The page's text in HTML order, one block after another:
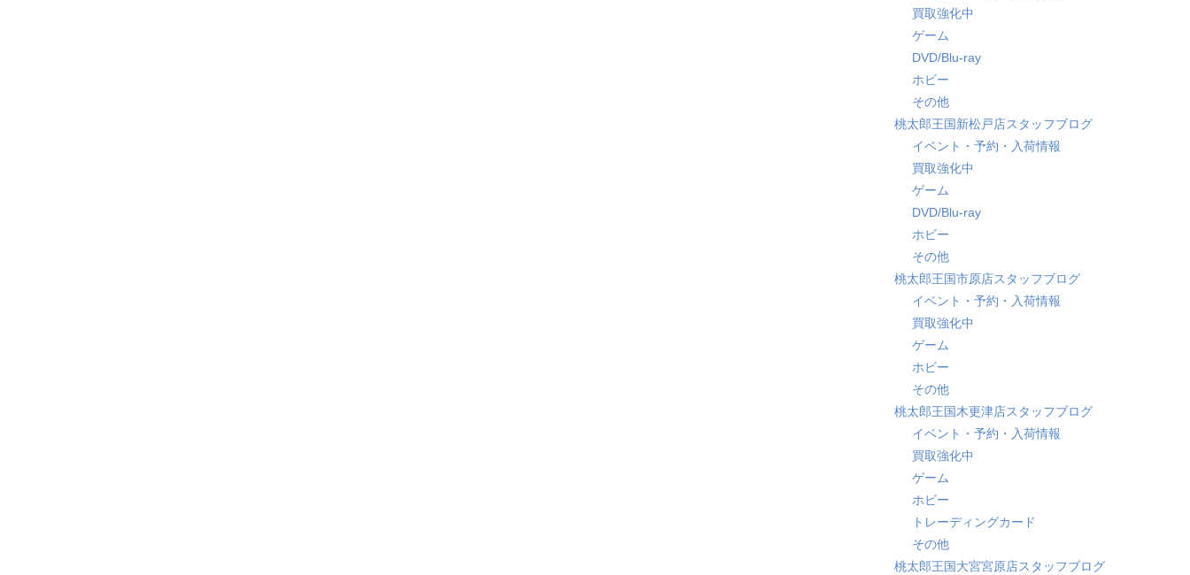
買取強化中
ゲーム
DVD/Blu-ray
ホビー
その他
桃太郎王国新松戸店スタッフブログ
イベント・予約・入荷情報
買取強化中
ゲーム
DVD/Blu-ray
ホビー
その他
桃太郎王国市原店スタッフブログ
イベント・予約・入荷情報
買取強化中
ゲーム
ホビー
その他
桃太郎王国木更津店スタッフブログ
イベント・予約・入荷情報
買取強化中
ゲーム
ホビー
トレーディングカード
その他
桃太郎王国大宮宮原店スタッフブログ